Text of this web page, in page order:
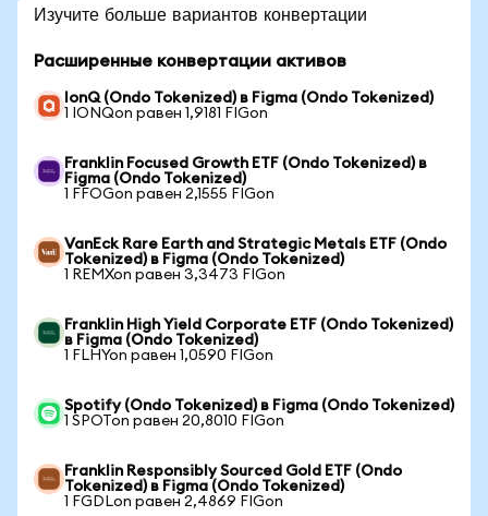
Изучите больше вариантов конвертации
Расширенные конвертации активов
IonQ (Ondo Tokenized) в Figma (Ondo Tokenized)
1 IONQon равен 1,9181 FIGon
Franklin Focused Growth ETF (Ondo Tokenized) в
Figma (Ondo Tokenized)
1 FFOGon равен 2,1555 FIGon
VanEck Rare Earth and Strategic Metals ETF (Ondo
Tokenized) в Figma (Ondo Tokenized)
1 REMXon равен 3,3473 FIGon
Franklin High Yield Corporate ETF (Ondo Tokenized)
в Figma (Ondo Tokenized)
1 FLHYon равен 1,0590 FIGon
Spotify (Ondo Tokenized) в Figma (Ondo Tokenized)
1 SPOTon равен 20,8010 FIGon
Franklin Responsibly Sourced Gold ETF (Ondo
Tokenized) в Figma (Ondo Tokenized)
1 FGDLon равен 2,4869 FIGon